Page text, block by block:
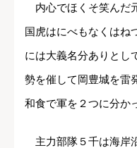
内心でほくそ笑んだ
国虎はにべもなくはね
には大義名分ありとし
勢を催して岡豊城を雷
和食で軍を２つに分か
主力部隊５千は海岸